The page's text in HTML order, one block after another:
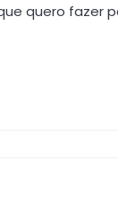
quero fazer